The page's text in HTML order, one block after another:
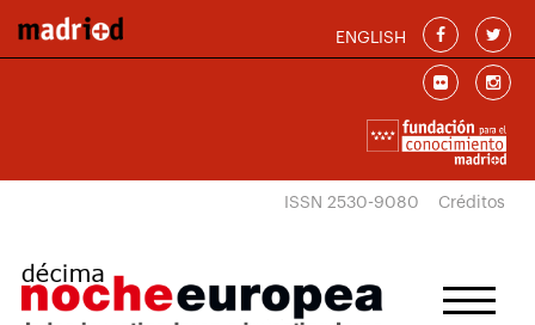
ENGLISH
ISSN 2530-9080 Créditos